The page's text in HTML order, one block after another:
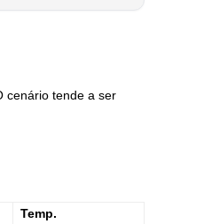
cenário tende a ser
Temp.